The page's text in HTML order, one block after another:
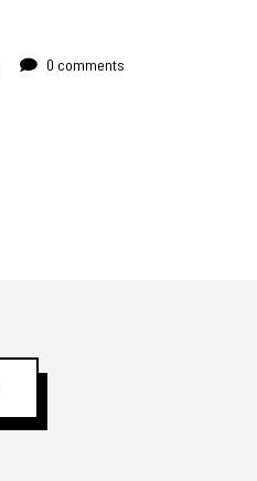
0 comments